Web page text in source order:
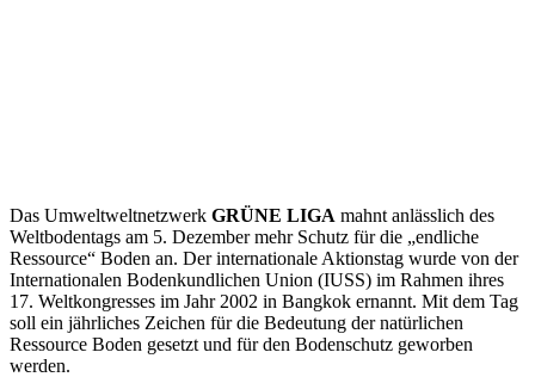
Das Umweltweltnetzwerk GRÜNE LIGA mahnt anlässlich des
Weltbodentags am 5. Dezember mehr Schutz für die „endliche
Ressource“ Boden an. Der internationale Aktionstag wurde von der
Internationalen Bodenkundlichen Union (IUSS) im Rahmen ihres
17. Weltkongresses im Jahr 2002 in Bangkok ernannt. Mit dem Tag
soll ein jährliches Zeichen für die Bedeutung der natürlichen
Ressource Boden gesetzt und für den Bodenschutz geworben
werden.